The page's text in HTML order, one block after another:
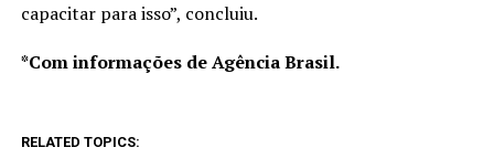
capacitar para isso”, concluiu.
*Com informações de Agência Brasil.
RELATED TOPICS: